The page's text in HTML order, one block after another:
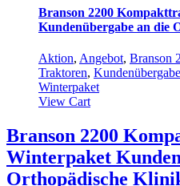
Branson 2200
Kundenübergabe an die
Aktion, Angebot, Branson
Traktoren, Kundenübergabe
Winterpaket
View Cart
Branson 2200
Winterpaket
Orthopädische